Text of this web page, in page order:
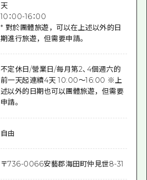
天
10：00-16：00
* 對於團體旅遊，可以在上述以外的日
期進行旅遊，但需要申請。
不定休日/營業日/每月第2、4個週六的
前一天起連續4天 10:00～16:00 ※上
述以外的日期也可以團體旅遊，但需要
申請。
自由
〒736-0066安藝郡海田町仲見世8-31